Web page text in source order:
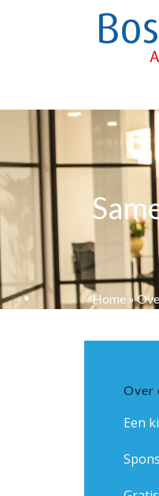
Home »
Over
Een